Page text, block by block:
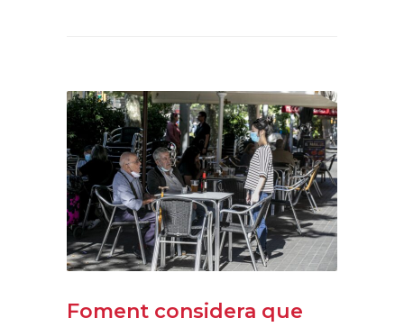
Foment considera que